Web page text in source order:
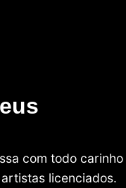
com todo
licenciados.